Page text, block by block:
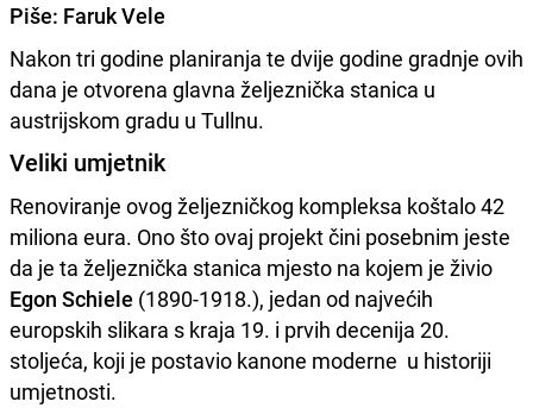
Piše: Faruk Vele
Nakon tri godine planiranja te dvije godine gradnje ovih
dana je otvorena glavna željeznička stanica u
austrijskom gradu u Tullnu.
Veliki umjetnik
Renoviranje ovog željezničkog kompleksa koštalo 42
miliona eura. Ono što ovaj projekt čini posebnim jeste
da je ta željeznička stanica mjesto na kojem je živio
Egon Schiele (1890-1918.), jedan od najvećih
europskih slikara s kraja 19. i prvih decenija 20.
stoljeća, koji je postavio kanone moderne u historiji
umjetnosti.